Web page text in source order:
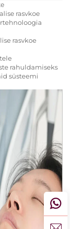
rasvkoe
rasvkoe
rahuldamiseks
süsteemi